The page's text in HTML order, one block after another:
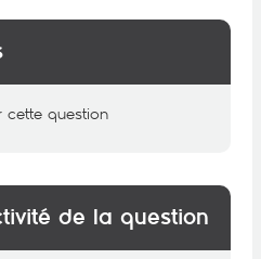
cette question
de la question